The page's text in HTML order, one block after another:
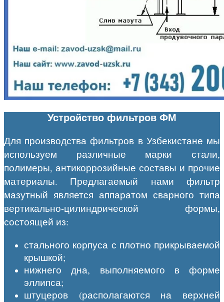
Устройство фильтров ФМ
Для производства фильтров в Узбекистане мы
используем различные марки стали,
полимеры, антикоррозийные составы и прочие
материалы. Предлагаемый нами фильтр
мазутный является аппаратом сварного типа
вертикально-цилиндрической формы,
состоящей из:
стального корпуса с плотно прикрываемой
крышкой;
нижнего дна, выполняемого в форме
эллипса;
штуцеров (располагаются на верхней